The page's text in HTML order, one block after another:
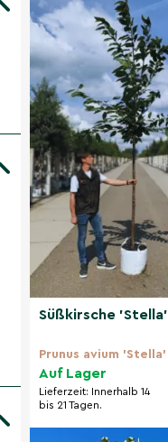
Süßkirsche 'Stella'
Prunus avium 'Stella'
Auf Lager
Lieferzeit: Innerhalb 14
bis 21 Tagen.